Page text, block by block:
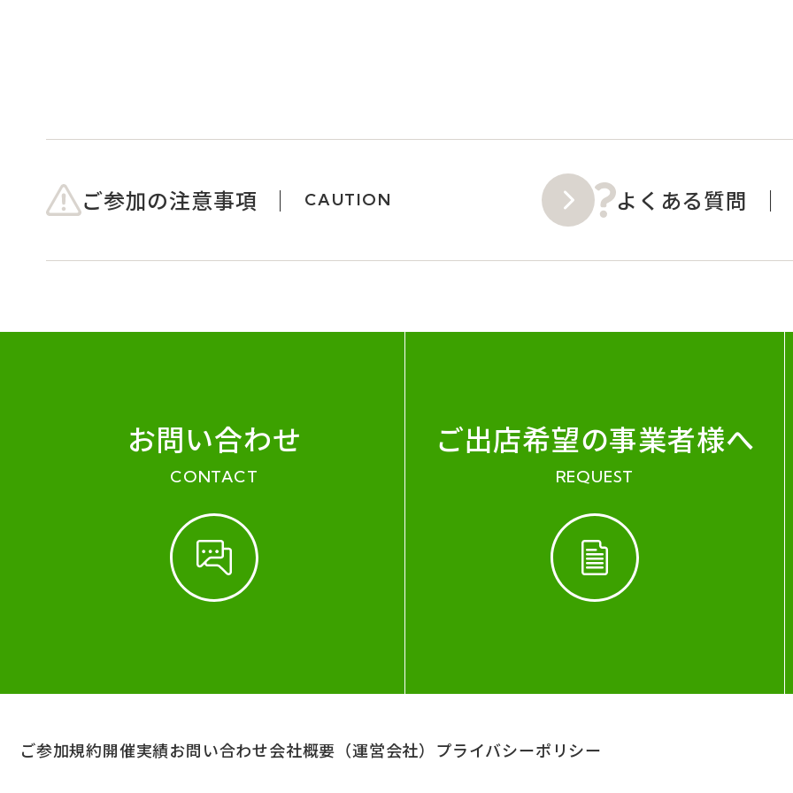
ご参加の注意事項 CAUTION よくある質問
お問い合わせ
CONTACT
ご出店希望の事業者様へ
REQUEST
ご参加規約開催実績お問い合わせ会社概要（運営会社） プライバシーポリシー